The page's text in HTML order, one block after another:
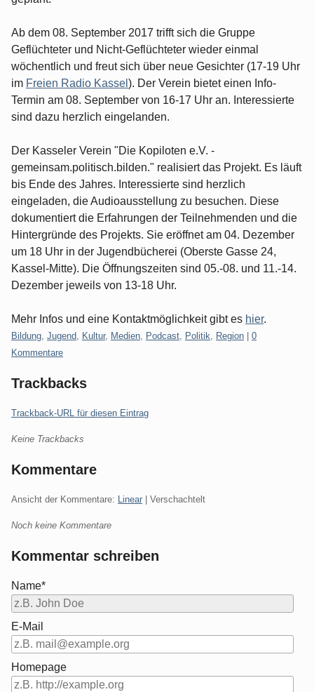
Ab dem 08. September 2017 trifft sich die Gruppe
Geflüchteter und Nicht-Geflüchteter wieder einmal
wöchentlich und freut sich über neue Gesichter (17-19 Uhr
im Freien Radio Kassel ). Der Verein bietet einen Info-
Termin am 08. September von 16-17 Uhr an. Interessierte
sind dazu herzlich eingelanden.
Der Kasseler Verein "Die Kopiloten e.V. -
gemeinsam.politisch.bilden." realisiert das Projekt. Es läuft
bis Ende des Jahres. Interessierte sind herzlich
eingeladen, die Audioausstellung zu besuchen. Diese
dokumentiert die Erfahrungen der Teilnehmenden und die
Hintergründe des Projekts. Sie eröffnet am 04. Dezember
um 18 Uhr in der Jugendbücherei (Oberste Gasse 24,
Kassel-Mitte). Die Öffnungszeiten sind 05.-08. und 11.-14.
Dezember jeweils von 13-18 Uhr.
Mehr Infos und eine Kontaktmöglichkeit gibt es hier.
Kategorien:
Bildung Jugend Kultur, Medien Podcast Politik Region
0
Kommentare
Trackbacks
Trackback-URL für diesen Eintrag
Keine Trackbacks
Kommentare
Ansicht der Kommentare: Linear | Verschachtelt
Noch keine Kommentare
Kommentar schreiben
Name*
E-Mail
Homepage